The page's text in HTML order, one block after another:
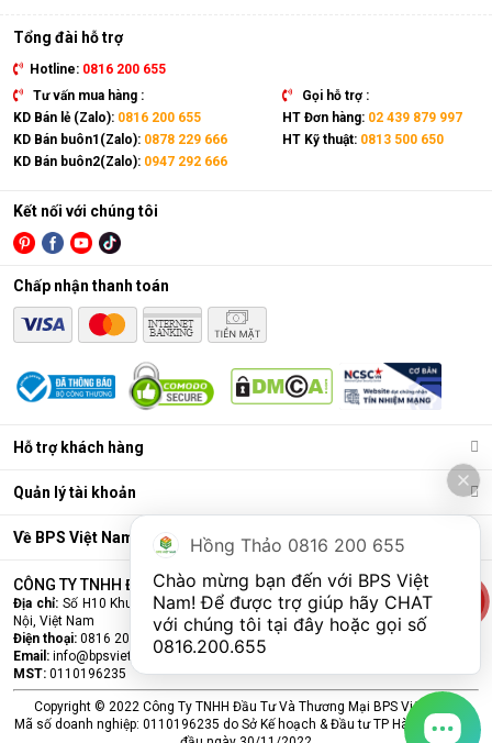
Tổng đài hỗ trợ
Hotline: 0816 200 655
Tư vấn mua hàng :
KD Bán lẻ (Zalo): 0816 200 655
KD Bán buôn1(Zalo): 0878 229 666
KD Bán buôn2(Zalo): 0947 292 666
Gọi hỗ trợ :
HT Đơn hàng: 02 439 879 997
HT Kỹ thuật: 0813 500 650
Hỗ trợ khách hàng
Quản lý tài khoản
Về BPS Việt Nam
Kết nối với chúng tôi
Chấp nhận thanh toán
CÔNG TY TNHH ĐẦU TƯ VÀ THƯƠNG MẠI BPS VIỆT NAM
Địa chỉ: Số H10 Khu đấu giá Ngô Thì Nhậm, Phường Hà Đông, Thành phố Hà
Nội, Việt Nam
Điện thoại: 0816 200 655
Email: info@bpsvietnam.vn
MST: 0110196235
Copyright © 2022 Công Ty TNHH Đầu Tư Và Thương Mại BPS Việt Nam.
Mã số doanh nghiệp: 0110196235 do Sở Kế hoạch & Đầu tư TP Hà Nội cấp lần
Hồng Thảo 0816 200 655
Chào mừng bạn đến với BPS Việt
Nam! Để được trợ giúp hãy CHAT
0816.200.655